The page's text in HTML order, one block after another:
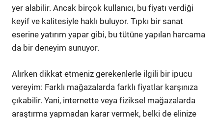
yer alabilir. Ancak birçok kullanıcı, bu fiyatı verdiği
keyif ve kalitesiyle haklı buluyor. Tıpkı bir sanat
eserine yatırım yapar gibi, bu tütüne yapılan harcama
da bir deneyim sunuyor.
Alırken dikkat etmeniz gerekenlerle ilgili bir ipucu
vereyim: Farklı mağazalarda farklı fiyatlar karşınıza
çıkabilir. Yani, internette veya fiziksel mağazalarda
araştırma yapmadan karar vermek, belki de elinize